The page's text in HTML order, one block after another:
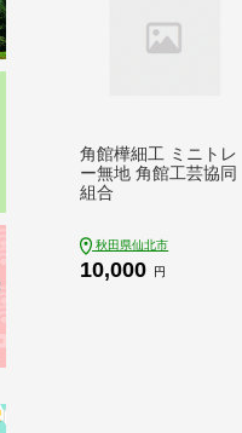
角館樺細工 ミニトレ
ー無地 角館工芸協同
組合
秋田県仙北市
10,000 円